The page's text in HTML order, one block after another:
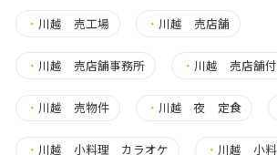
・ 川越 売工場 ・ 川越 売店舗
・ 川越 売店舗事務所 ・ 川越 売店舗
・ 川越 売物件 ・ 川越 夜 定食
・ 川越 小料理 カラオケ ・ 川越 小